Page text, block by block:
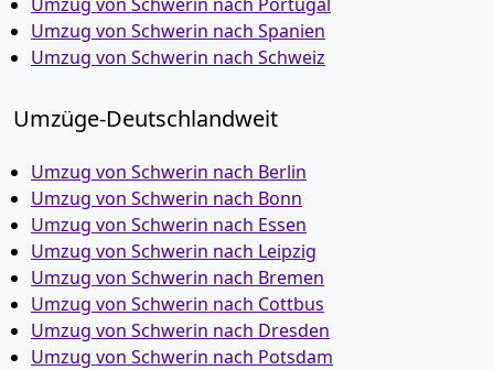
Umzug von Schwerin nach Spanien
Umzug von Schwerin nach Schweiz
Umzüge-Deutschlandweit
Umzug von Schwerin nach Berlin
Umzug von Schwerin nach Bonn
Umzug von Schwerin nach Essen
Umzug von Schwerin nach Leipzig
Umzug von Schwerin nach Bremen
Umzug von Schwerin nach Cottbus
Umzug von Schwerin nach Dresden
Umzug von Schwerin nach Potsdam